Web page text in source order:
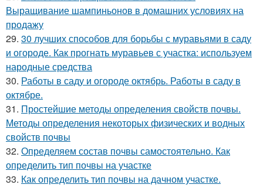
Выращивание шампиньонов в домашних условиях на
продажу
29. 30 лучших способов для борьбы с муравьями в саду
и огороде. Как прогнать муравьев с участка: используем
народные средства
30. Работы в саду и огороде октябрь. Работы в саду в
октябре.
31. Простейшие методы определения свойств почвы.
Методы определения некоторых физических и водных
свойств почвы
32. Определяем состав почвы самостоятельно. Как
определить тип почвы на участке
33. Как определить тип почвы на дачном участке.